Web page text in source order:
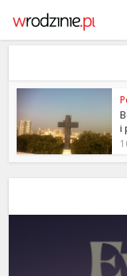
i